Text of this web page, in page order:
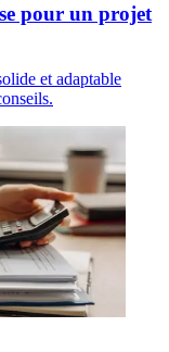
pour un projet
et adaptable